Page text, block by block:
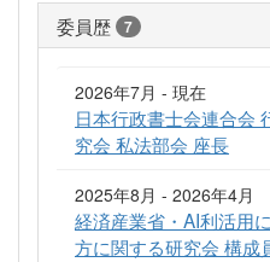
委員歴 7
2026年7月 - 現在
日本行政書士会連合会
究会 私法部会 座長
2025年8月 - 2026年4月
経済産業省・AI利活用
方に関する研究会 構成